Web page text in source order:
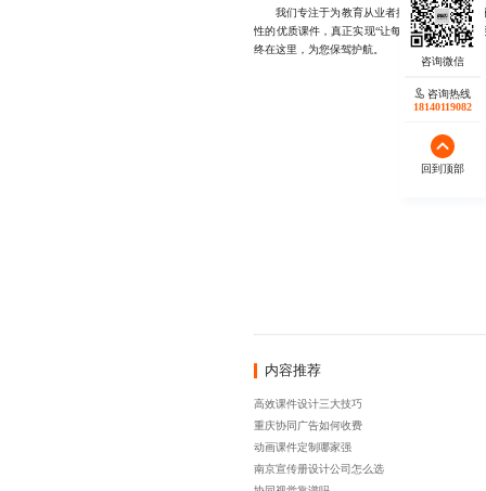
我们专注于为教育从业者提供从内容策划到
性的优质课件，真正实现“让每一分钟的教学都
终在这里，为您保驾护航。
内容推荐
高效课件设计三大技巧
重庆协同广告如何收费
动画课件定制哪家强
南京宣传册设计公司怎么选
咨询热线
18140119082
回到顶部